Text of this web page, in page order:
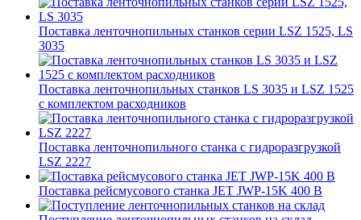
Поставка ленточнопильных станков серии LSZ 1525, LS
3035
Поставка ленточнопильных станков LS 3035 и LSZ 1525
с комплектом расходников
Поставка ленточнопильного станка c гидроразгрузкой
LSZ 2227
Поставка рейсмусового станка JET JWP-15K 400 В